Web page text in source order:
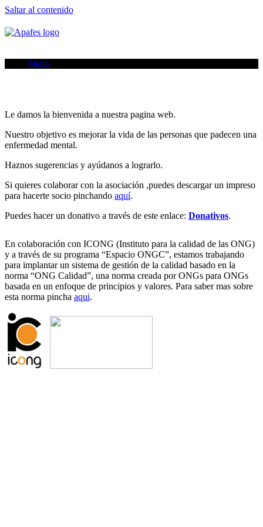
Saltar al contenido
Menú
Le damos la bienvenida a nuestra pagina web.
Nuestro objetivo es mejorar la vida de las personas que padecen una
enfermedad mental.
Haznos sugerencias y ayúdanos a lograrlo.
Si quieres colaborar con la asociación ,puedes descargar un impreso
para hacerte socio pinchando aquí.
Puedes hacer un donativo a través de este enlace: Donativos.
En colaboración con ICONG (Instituto para la calidad de las ONG)
y a través de su programa “Espacio ONGC”, estamos trabajando
para implantar un sistema de gestión de la calidad basado en la
norma “ONG Calidad”, una norma creada por ONGs para ONGs
basada en un enfoque de principios y valores. Para saber mas sobre
esta norma pincha aqui.